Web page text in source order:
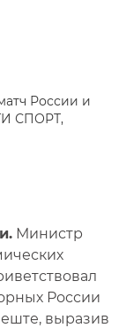
Министр
России
выразив